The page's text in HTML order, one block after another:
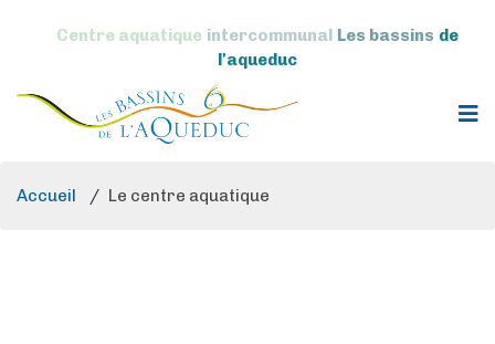
Centre aquatique intercommunal Les bassins de
l'aqueduc
Accueil / Le centre aquatique